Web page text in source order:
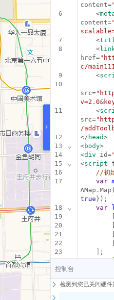
高德地图URI Web
高德地图URI APP
三维模型转换
微信小程序插件
地图Flutter插件
地图名片
用
一张图轻松管理企业数据
智能派单
一站式精准智能派单解决方案
›
6
7
8
9
10
11
12
13
14
15
16
17
18
19
20
21
22
23
24
25
⌄
⌄
⌄
⌄
content=
    <
content=
    <
    <
href=
c/
    <
src=
v=2.0&
    <
src=
/
</ head>
<body>
<div id=
<script
//初
var
AMap.Map(
true});
var
        [
        [
        [
        [
    ];
var
for
控制台
检测到您已关闭硬